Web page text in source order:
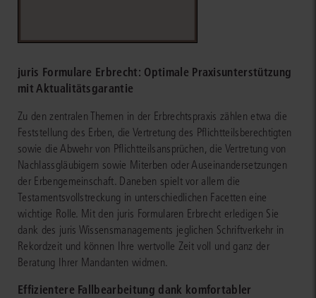
juris Formulare Erbrecht: Optimale Praxisunterstützung
mit Aktualitätsgarantie
Zu den zentralen Themen in der Erbrechtspraxis zählen etwa die
Feststellung des Erben, die Vertretung des Pflichtteilsberechtigten
sowie die Abwehr von Pflichtteilsansprüchen, die Vertretung von
Nachlassgläubigern sowie Miterben oder Auseinandersetzungen
der Erbengemeinschaft. Daneben spielt vor allem die
Testamentsvollstreckung in unterschiedlichen Facetten eine
wichtige Rolle. Mit den juris Formularen Erbrecht erledigen Sie
dank des juris Wissensmanagements jeglichen Schriftverkehr in
Rekordzeit und können Ihre wertvolle Zeit voll und ganz der
Beratung Ihrer Mandanten widmen.
Effizientere Fallbearbeitung dank komfortabler